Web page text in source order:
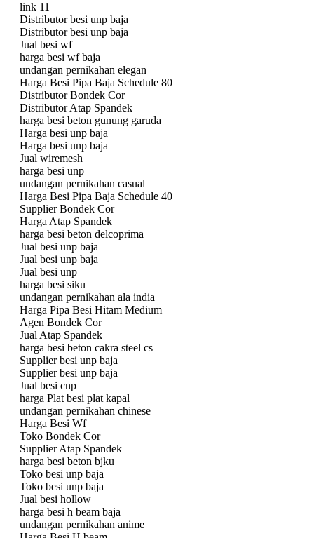
link 11
Distributor besi unp baja
Distributor besi unp baja
Jual besi wf
harga besi wf baja
undangan pernikahan elegan
Harga Besi Pipa Baja Schedule 80
Distributor Bondek Cor
Distributor Atap Spandek
harga besi beton gunung garuda
Harga besi unp baja
Harga besi unp baja
Jual wiremesh
harga besi unp
undangan pernikahan casual
Harga Besi Pipa Baja Schedule 40
Supplier Bondek Cor
Harga Atap Spandek
harga besi beton delcoprima
Jual besi unp baja
Jual besi unp baja
Jual besi unp
harga besi siku
undangan pernikahan ala india
Harga Pipa Besi Hitam Medium
Agen Bondek Cor
Jual Atap Spandek
harga besi beton cakra steel cs
Supplier besi unp baja
Supplier besi unp baja
Jual besi cnp
harga Plat besi plat kapal
undangan pernikahan chinese
Harga Besi Wf
Toko Bondek Cor
Supplier Atap Spandek
harga besi beton bjku
Toko besi unp baja
Toko besi unp baja
Jual besi hollow
harga besi h beam baja
undangan pernikahan anime